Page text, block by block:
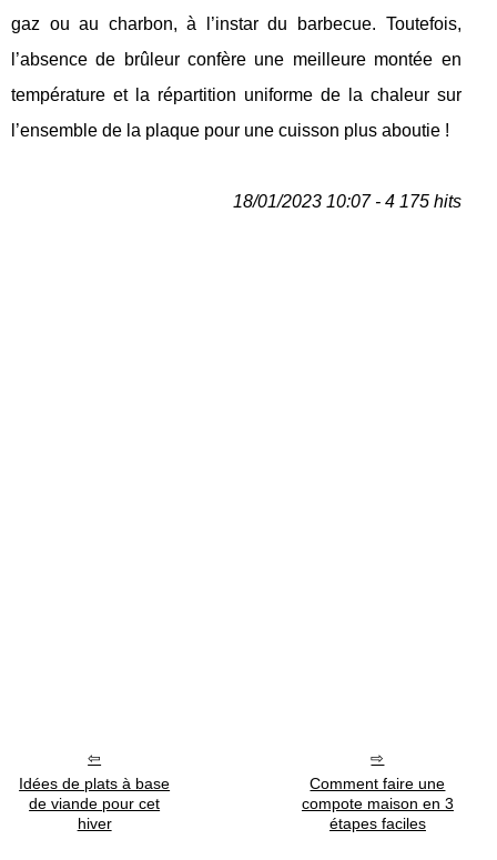
gaz ou au charbon, à l’instar du barbecue. Toutefois,
l’absence de brûleur confère une meilleure montée en
température et la répartition uniforme de la chaleur sur
l’ensemble de la plaque pour une cuisson plus aboutie !
18/01/2023 10:07 - 4 175 hits
Idées de plats à base
de viande pour cet
hiver
Comment faire une
compote maison en 3
étapes faciles